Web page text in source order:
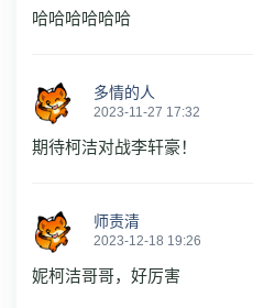
哈哈哈哈哈哈
多情的人
2023-11-27 17:32
期待柯洁对战李轩豪！
师责清
2023-12-18 19:26
妮柯洁哥哥，好厉害